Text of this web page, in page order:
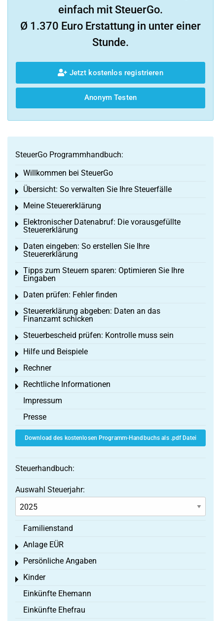
einfach mit SteuerGo.
Ø 1.370 Euro Erstattung in unter einer
Stunde.
Jetzt kostenlos registrieren
Anonym Testen
SteuerGo Programmhandbuch:
Willkommen bei SteuerGo
Toggle menu
Übersicht: So verwalten Sie Ihre Steuerfälle
Toggle menu
Meine Steuererklärung
Toggle menu
Elektronischer Datenabruf: Die vorausgefüllte
Steuererklärung
Toggle menu
Daten eingeben: So erstellen Sie Ihre
Steuererklärung
Toggle menu
Tipps zum Steuern sparen: Optimieren Sie Ihre
Eingaben
Toggle menu
Daten prüfen: Fehler finden
Toggle menu
Steuererklärung abgeben: Daten an das
Finanzamt schicken
Toggle menu
Steuerbescheid prüfen: Kontrolle muss sein
Toggle menu
Hilfe und Beispiele
Toggle menu
Rechner
Toggle menu
Rechtliche Informationen
Toggle menu
Impressum
Presse
Download des kostenlosen Programm-Handbuchs als .pdf Datei
Steuerhandbuch:
Auswahl Steuerjahr:
Familienstand
Anlage EÜR
Toggle menu
Persönliche Angaben
Toggle menu
Kinder
Toggle menu
Einkünfte Ehemann
Einkünfte Ehefrau